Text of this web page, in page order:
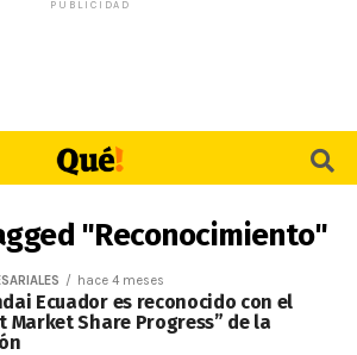
PUBLICIDAD
"Reconocimiento"
hace 4 meses
Ecuador es reconocido con el
Market Share Progress” de la